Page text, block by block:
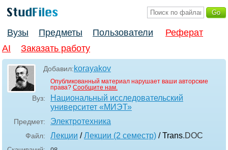
Вузы Предметы Пользователи
Реферат
AI
Заказать работу
Добавил:korayakov
Опубликованный материал нарушает ваши авторские
права? Сообщите нам.
Вуз:
Национальный исследовательский
университет «МИЭТ»
Предмет: Электротехника
Файл: Лекции /Лекции (2 семестр) / Trans.DOC